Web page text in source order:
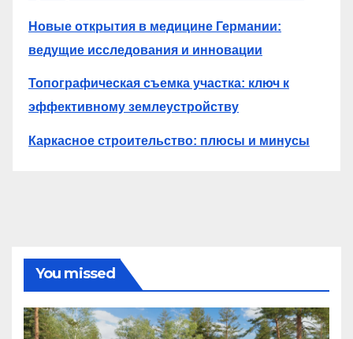
Новые открытия в медицине Германии:
ведущие исследования и инновации
Топографическая съемка участка: ключ к
эффективному землеустройству
Каркасное строительство: плюсы и минусы
You missed